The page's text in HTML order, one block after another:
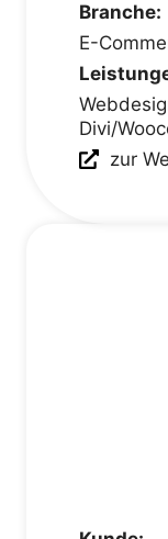
Branche:
E-
Divi/
zur